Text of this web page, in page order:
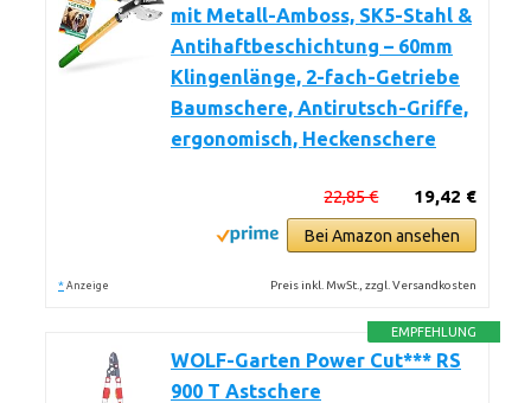
mit Metall-Amboss, SK5-Stahl &
Antihaftbeschichtung – 60mm
Klingenlänge, 2-fach-Getriebe
Baumschere, Antirutsch-Griffe,
ergonomisch, Heckenschere
19,42 €
22,85 €
Bei Amazon ansehen
* Anzeige Preis inkl. MwSt., zzgl. Versandkosten
EMPFEHLUNG
WOLF-Garten Power Cut*** RS
900 T Astschere